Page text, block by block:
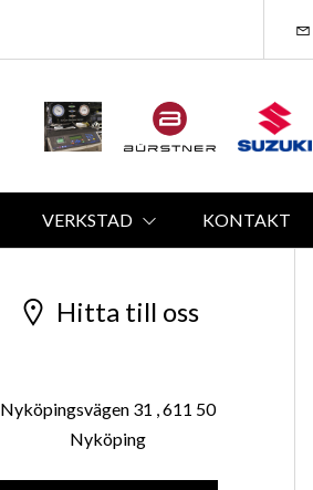
VERKSTAD KONTAKT
Hitta till oss
Nyköpingsvägen 31 , 611 50
Nyköping